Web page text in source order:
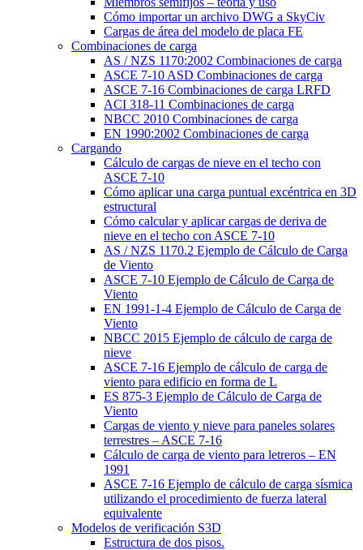
Cómo importar un archivo DWG a SkyCiv
Cargas de área del modelo de placa FE
Combinaciones de carga
AS / NZS 1170:2002 Combinaciones de carga
ASCE 7-10 ASD Combinaciones de carga
ASCE 7-16 Combinaciones de carga LRFD
ACI 318-11 Combinaciones de carga
NBCC 2010 Combinaciones de carga
EN 1990:2002 Combinaciones de carga
Cargando
Cálculo de cargas de nieve en el techo con
ASCE 7-10
Cómo aplicar una carga puntual excéntrica en 3D
estructural
Cómo calcular y aplicar cargas de deriva de
nieve en el techo con ASCE 7-10
AS / NZS 1170.2 Ejemplo de Cálculo de Carga
de Viento
ASCE 7-10 Ejemplo de Cálculo de Carga de
Viento
EN 1991-1-4 Ejemplo de Cálculo de Carga de
Viento
NBCC 2015 Ejemplo de cálculo de carga de
nieve
ASCE 7-16 Ejemplo de cálculo de carga de
viento para edificio en forma de L
ES 875-3 Ejemplo de Cálculo de Carga de
Viento
Cargas de viento y nieve para paneles solares
terrestres – ASCE 7-16
Cálculo de carga de viento para letreros – EN
1991
ASCE 7-16 Ejemplo de cálculo de carga sísmica
utilizando el procedimiento de fuerza lateral
equivalente
Modelos de verificación S3D
Estructura de dos pisos.